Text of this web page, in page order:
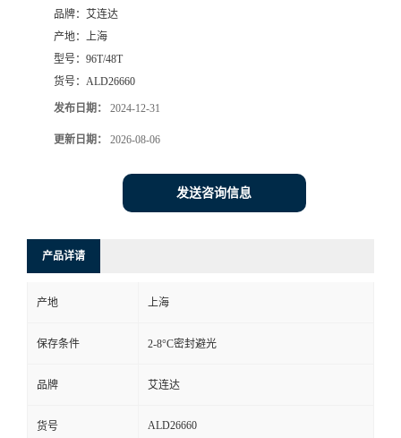
品牌： 艾连达
产地： 上海
型号： 96T/48T
货号： ALD26660
发布日期： 2024-12-31
更新日期： 2026-08-06
发送咨询信息
产品详请
产地 上海
保存条件 2-8°C密封避光
品牌 艾连达
货号 ALD26660